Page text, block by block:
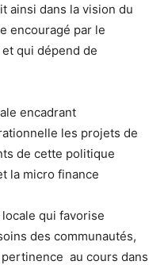
ainsi dans la vision du
encouragé par le
qui dépend de
encadrant
les projets de
de cette politique
la micro finance
qui favorise
des communautés,
au cours dans